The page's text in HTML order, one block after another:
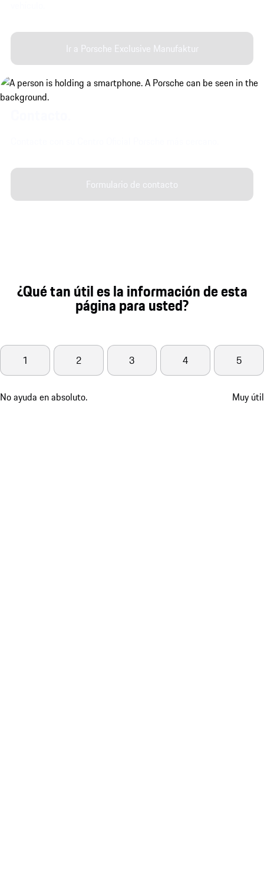
Ir a Porsche Exclusive Manufaktur
Formulario de contacto
¿Qué tan útil es la información de esta
página para usted?
No ayuda en absoluto.
1 2 3 4 5
Muy útil